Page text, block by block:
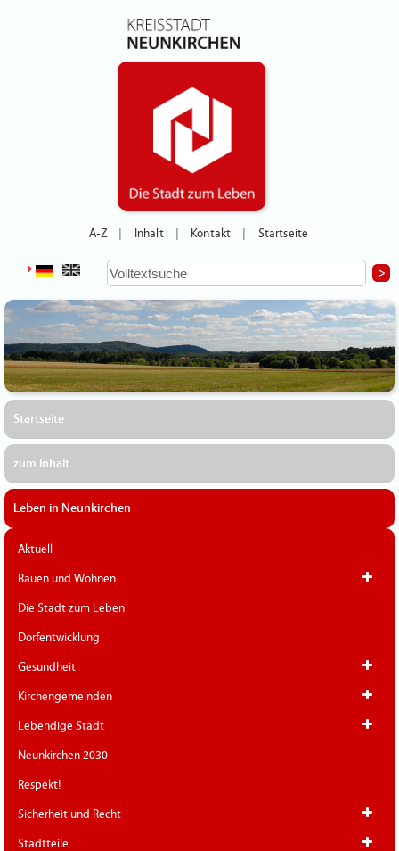
A-Z Inhalt Kontakt Startseite
Startseite
zum Inhalt
Leben in Neunkirchen
Aktuell
Bauen und Wohnen
Die Stadt zum Leben
Dorfentwicklung
Gesundheit
Kirchengemeinden
Lebendige Stadt
Neunkirchen 2030
Respekt!
Sicherheit und Recht
Stadtteile